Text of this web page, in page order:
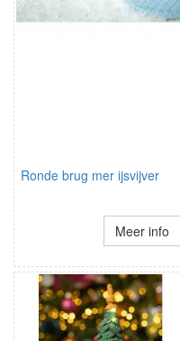
Ronde brug mer ijsvijver
Meer info